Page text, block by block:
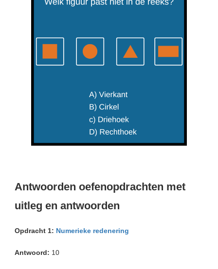
Antwoorden oefenopdrachten met
uitleg en antwoorden
Opdracht 1: Numerieke redenering
Antwoord: 10